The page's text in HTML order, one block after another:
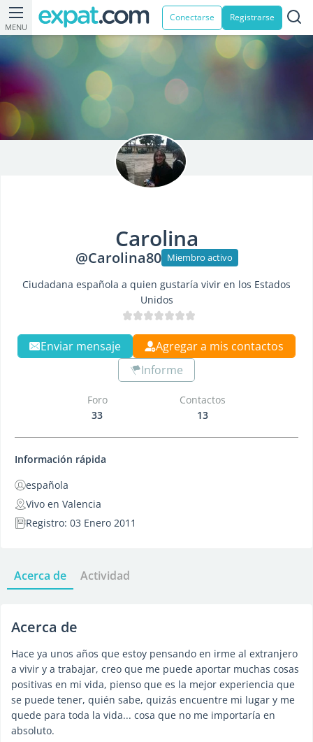
MENU
Conectarse Registrarse
Carolina
@Carolina80 Miembro activo
Ciudadana española a quien gustaría vivir en los Estados
Unidos
Enviar mensaje
Agregar a mis contactos
Informe
Foro
33
Contactos
13
Información rápida
española
Vivo en Valencia
Registro: 03 Enero 2011
Acerca de Actividad
Acerca de
Hace ya unos años que estoy pensando en irme al extranjero
a vivir y a trabajar, creo que me puede aportar muchas cosas
positivas en mi vida, pienso que es la mejor experiencia que
se puede tener, quién sabe, quizás encuentre mi lugar y me
quede para toda la vida... cosa que no me importaría en
absoluto.